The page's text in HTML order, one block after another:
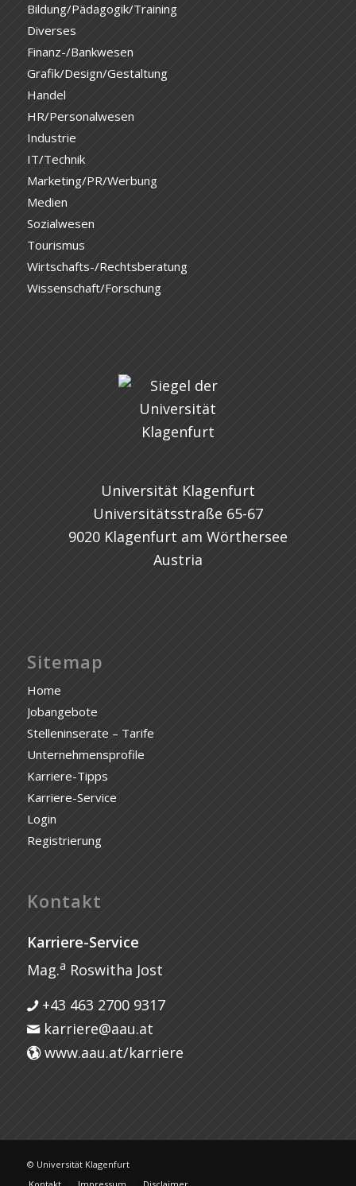
Bildung/Pädagogik/Training
Diverses
Finanz-/Bankwesen
Grafik/Design/Gestaltung
Handel
HR/Personalwesen
Industrie
IT/Technik
Marketing/PR/Werbung
Medien
Sozialwesen
Tourismus
Wirtschafts-/Rechtsberatung
Wissenschaft/Forschung
Universität Klagenfurt
Universitätsstraße 65-67
9020 Klagenfurt am Wörthersee
Austria
Sitemap
Home
Jobangebote
Stelleninserate – Tarife
Unternehmensprofile
Karriere-Tipps
Karriere-Service
Login
Registrierung
Kontakt
Karriere-Service
Mag.a Roswitha Jost
+43 463 2700 9317
karriere@aau.at
www.aau.at/karriere
© Universität Klagenfurt